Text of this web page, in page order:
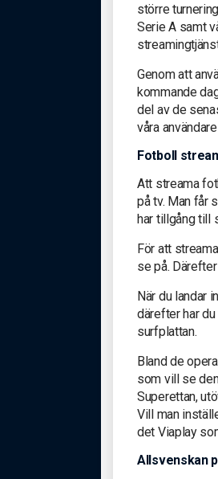
större
Serie A samt
Genom att
kommande
del av de
våra
Fotboll
Att streama
på tv. Man får
har tillgång till
För att
se på.
När du landar
därefter har
surfplattan.
Bland de
som vill se
Superettan,
Vill man
det Viaplay
Allsvenskan